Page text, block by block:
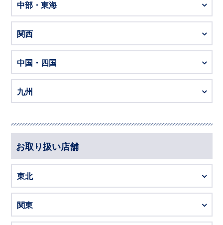
中部・東海
関西
中国・四国
九州
お取り扱い店舗
東北
関東